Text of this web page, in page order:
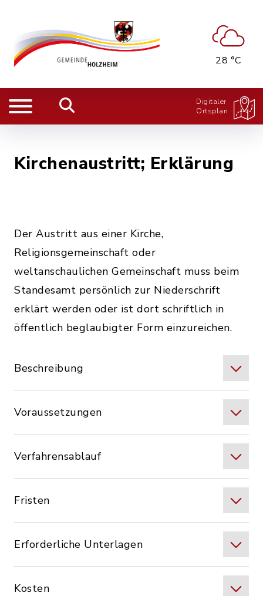
28 °C
Digitaler
Ortsplan
Kirchenaustritt; Erklärung
Der Austritt aus einer Kirche,
Religionsgemeinschaft oder
weltanschaulichen Gemeinschaft muss beim
Standesamt persönlich zur Niederschrift
erklärt werden oder ist dort schriftlich in
öffentlich beglaubigter Form einzureichen.
Beschreibung
Voraussetzungen
Verfahrensablauf
Fristen
Erforderliche Unterlagen
Kosten